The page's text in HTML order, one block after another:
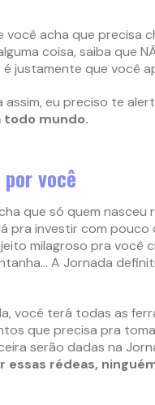
você acha que precisa
coisa, saiba que
justamente que você
assim, eu preciso te
todo mundo.
você
que só quem nasceu
pra investir com pouco
milagroso pra você
A Jornada
você terá todas as
que precisa pra
serão dadas na
essas rédeas,